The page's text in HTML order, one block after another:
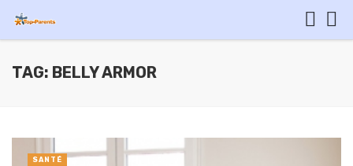
TAG: BELLY ARMOR
SANTÉ